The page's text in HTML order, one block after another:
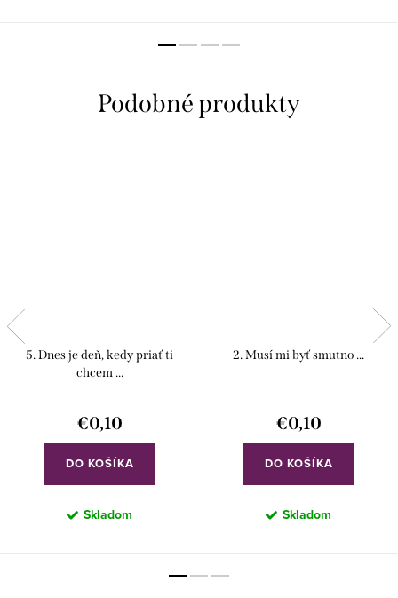
5. Dnes je deň, kedy priať ti
chcem ...
€0,10
DO KOŠÍKA
Skladom
2. Musí mi byť smutno ...
€0,10
DO KOŠÍKA
Skladom